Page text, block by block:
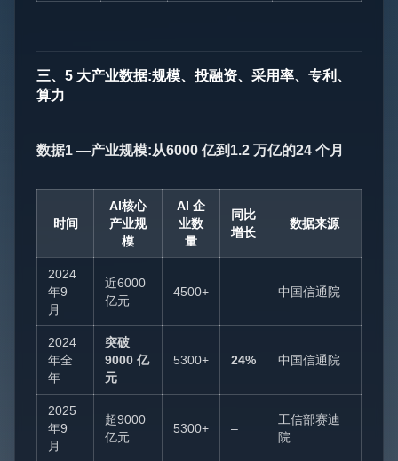
三、5 大产业数据:规模、投融资、采用率、专利、
算力
数据1 —产业规模:从6000 亿到1.2 万亿的24 个月
时间
AI核心
产业规
模
AI 企
业数
量
同比
增长
数据来源
2024
年9
月
近6000
亿元
4500+ – 中国信通院
2024
年全
年
突破
9000 亿
元
5300+ 24% 中国信通院
2025
年9
月
超9000
亿元
5300+ –
工信部赛迪
院